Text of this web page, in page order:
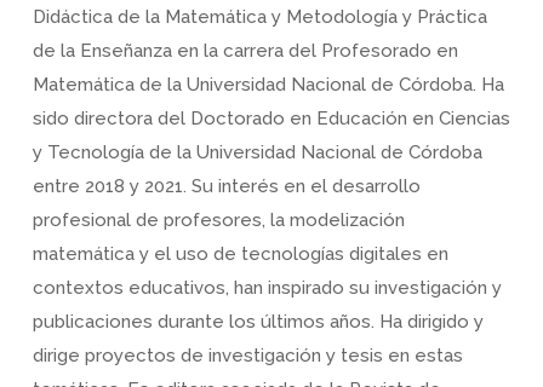
Didáctica de la Matemática y Metodología y Práctica
de la Enseñanza en la carrera del Profesorado en
Matemática de la Universidad Nacional de Córdoba. Ha
sido directora del Doctorado en Educación en Ciencias
y Tecnología de la Universidad Nacional de Córdoba
entre 2018 y 2021. Su interés en el desarrollo
profesional de profesores, la modelización
matemática y el uso de tecnologías digitales en
contextos educativos, han inspirado su investigación y
publicaciones durante los últimos años. Ha dirigido y
dirige proyectos de investigación y tesis en estas